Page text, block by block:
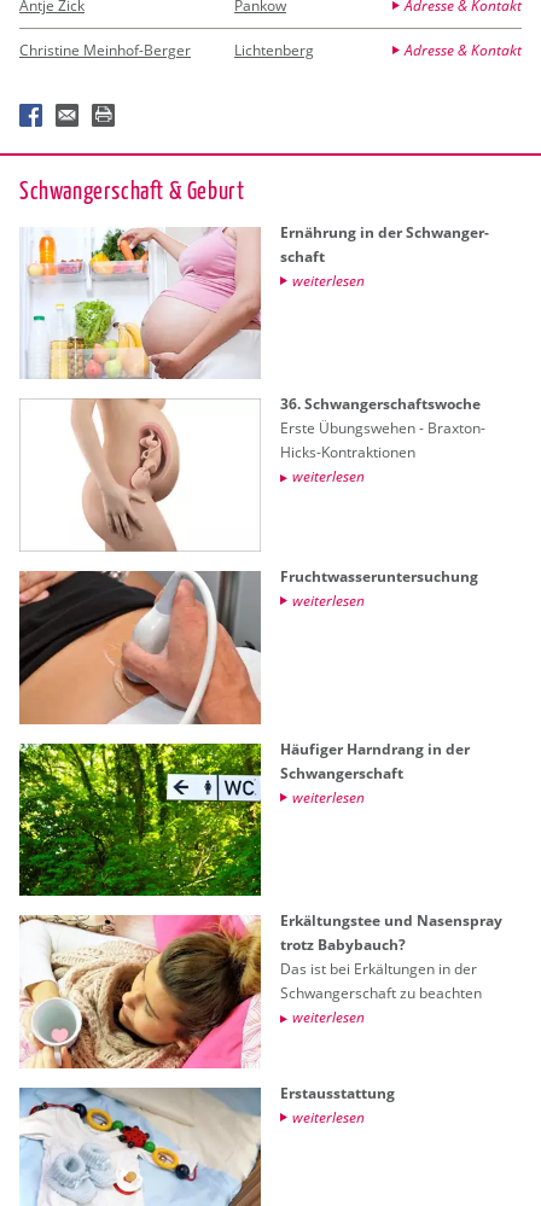
Antje Zick Pankow Adresse & Kontakt
Christine Meinhof-Berger Lichtenberg Adresse & Kontakt
Schwan­ger­schaft & Ge­burt
Er­näh­rung in der Schwan­ger­
schaft
wei­ter­le­sen
36. Schwan­ger­schafts­wo­che
Erste Übungs­we­hen - Brax­ton-
Hicks-Kon­trak­tio­nen
wei­ter­le­sen
Frucht­was­ser­un­ter­su­chung
wei­ter­le­sen
Häu­fi­ger Harn­drang in der
Schwan­ger­schaft
wei­ter­le­sen
Er­käl­tungs­tee und Na­sen­spray
trotz Ba­by­bauch?
Das ist bei Er­käl­tun­gen in der
Schwan­ger­schaft zu be­ach­ten
wei­ter­le­sen
Erst­aus­stat­tung
wei­ter­le­sen